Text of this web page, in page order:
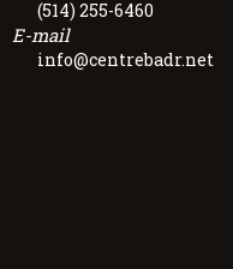
(514) 255-6460
E-mail
info@centrebadr.net